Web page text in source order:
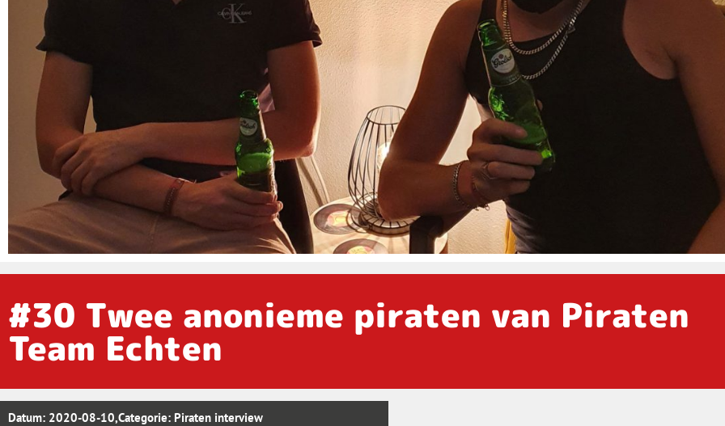
#30 Twee anonieme piraten van Piraten
Team Echten
Datum: 2020-08-10,Categorie: Piraten interview